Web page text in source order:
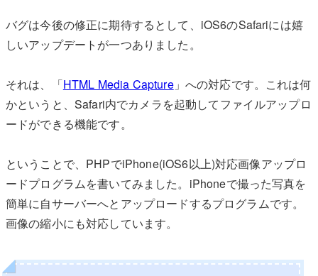
バグは今後の修正に期待するとして、iOS6のSafariには嬉
しいアップデートが一つありました。
それは、「HTML Media Capture」への対応です。これは何
かというと、Safari内でカメラを起動してファイルアップロ
ードができる機能です。
ということで、PHPでiPhone(iOS6以上)対応画像アップロ
ードプログラムを書いてみました。iPhoneで撮った写真を
簡単に自サーバーへとアップロードするプログラムです。
画像の縮小にも対応しています。